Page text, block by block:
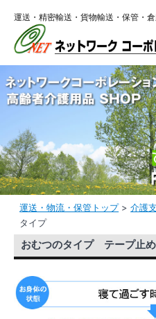
ン
ツ
へ
キ
ッ
プ
運送・精密輸送・貨物輸送・保管・
運送・物流・保管トップ>介護
タイプ
おむつのタイプ テープ止